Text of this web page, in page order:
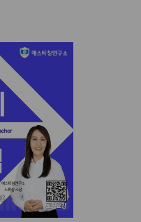
라주 개종 금
교계 강력 반
만 평 리버사